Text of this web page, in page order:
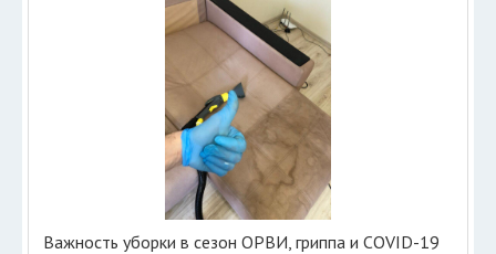
Важность уборки в сезон ОРВИ, гриппа и COVID-19